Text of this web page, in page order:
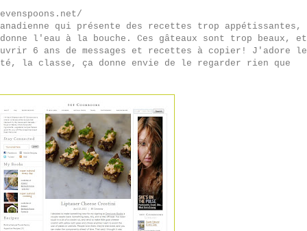
qui présente des recettes trop appétissantes,
l'eau à la bouche. Ces gâteaux sont trop beaux, et
6 ans de messages et recettes à copier! J'adore le
la classe, ça donne envie de le regarder rien que